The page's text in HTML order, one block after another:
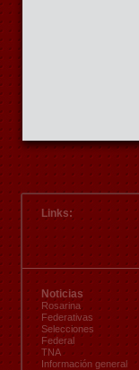
Links:
Noticias
Rosarina
Federativas
Selecciones
Federal
TNA
Información general